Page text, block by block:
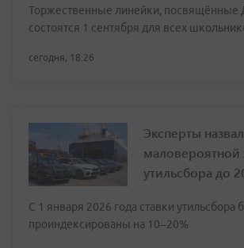
Торжественные линейки, посвящённые
состоятся 1 сентября для всех
сегодня, 18:26
Эксперты
маловероятной
утильсбора до
С 1 января 2026 года ставки утильсбора
проиндексированы на 10–20%